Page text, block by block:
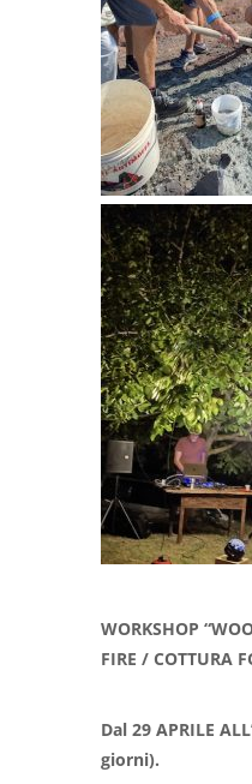
WORKSHOP “
FIRE / COTTURA
Dal 29 APRILE
giorni).